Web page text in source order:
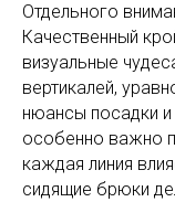
Отдельного
Качественный
визуальные
вертикалей,
нюансы посадки и
особенно важно
каждая линия
сидящие брюки